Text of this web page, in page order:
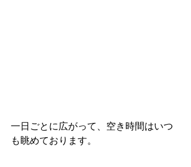
一日ごとに広がって、空き時間はいつ
も眺めております。